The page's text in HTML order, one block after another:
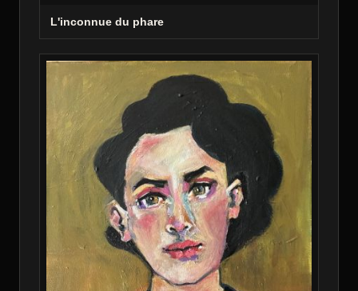
L'inconnue du phare